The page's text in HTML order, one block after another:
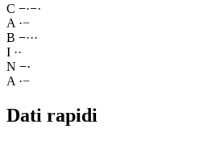
C −·−·
A ·−
B −···
I ··
N −·
A ·−
Dati rapidi